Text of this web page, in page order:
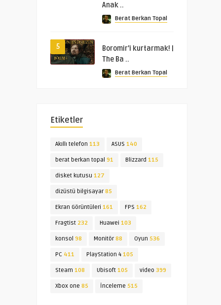
Anak ..
Berat Berkan Topal
5
Boromir’i kurtarmak! |
The Ba ..
Berat Berkan Topal
Etiketler
Akıllı telefon 113 ASUS 140
berat berkan topal 91 Blizzard 115
disket kutusu 127
dizüstü bilgisayar85
Ekran Görüntüleri 161 FPS 162
Fragtist 232 Huawei 103
konsol 98 Monitör88 Oyun 536
PC 411 PlayStation 4 105
Steam 108 Ubisoft 105 video 399
Xbox one 85 İnceleme 515